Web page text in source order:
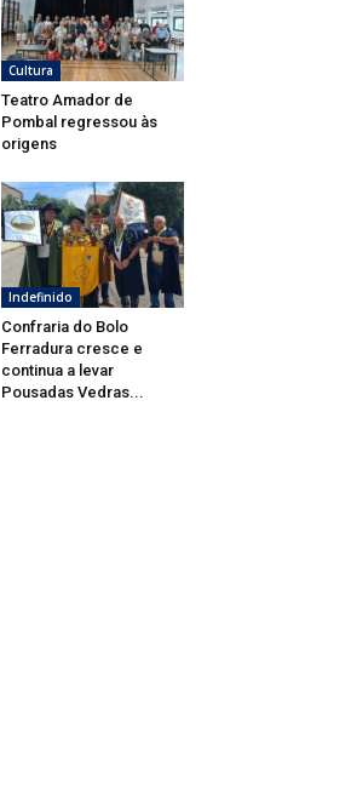
Cultura
Teatro Amador de
Pombal regressou às
origens
Indefinido
Confraria do Bolo
Ferradura cresce e
continua a levar
Pousadas Vedras...